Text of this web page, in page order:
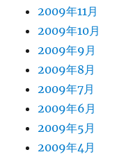
2009年11月
2009年10月
2009年9月
2009年8月
2009年7月
2009年6月
2009年5月
2009年4月